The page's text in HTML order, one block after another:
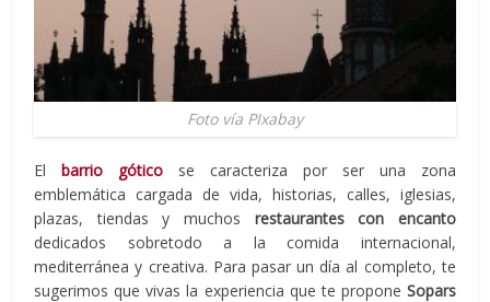
Foto vía PIxabay
Elbarrio gótico
se caracteriza por ser una zona
emblemática cargada de vida, historias, calles, iglesias,
plazas, tiendas y muchos restaurantes con encanto
dedicados sobretodo a la comida internacional,
mediterránea y creativa. Para pasar un día al completo, te
sugerimos que vivas la experiencia que te propone Sopars